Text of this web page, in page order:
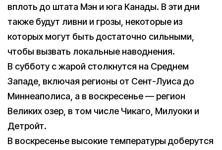
вплоть до штата Мэн и юга Канады. В эти дни
также будут ливни и грозы, некоторые из
которых могут быть достаточно сильными,
чтобы вызвать локальные наводнения.
В субботу с жарой столкнутся на Среднем
Западе, включая регионы от Сент-Луиса до
Миннеаполиса, а в воскресенье — регион
Великих озер, в том числе Чикаго, Милуоки и
Детройт.
В воскресенье высокие температуры доберутся